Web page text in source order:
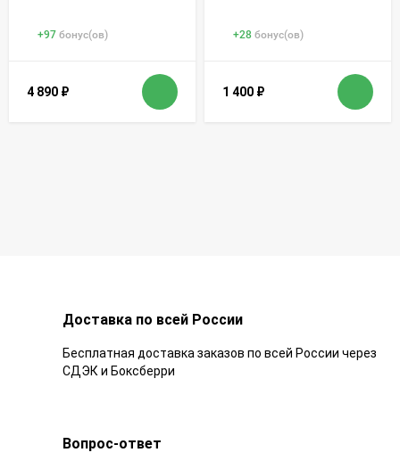
+97 бонус(ов)
4 890 ₽
+28 бонус(ов)
1 400 ₽
Доставка по всей России
Бесплатная доставка заказов по всей России через
СДЭК и Боксберри
Вопрос-ответ